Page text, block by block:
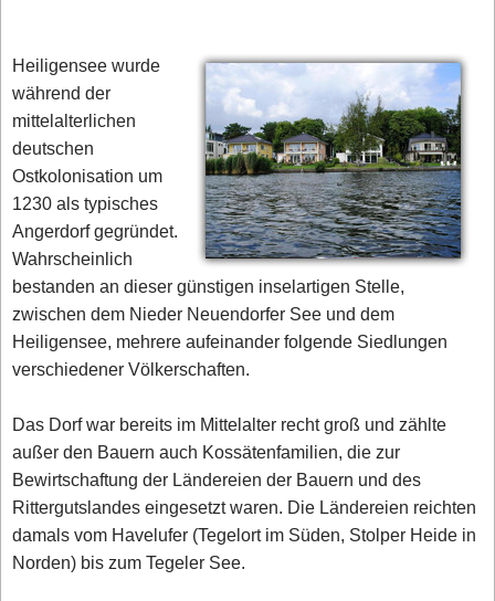
Heiligensee wurde
während der
mittelalterlichen
deutschen
Ostkolonisation um
1230 als typisches
Angerdorf gegründet.
Wahrscheinlich
bestanden an dieser günstigen inselartigen Stelle,
zwischen dem Nieder Neuendorfer See und dem
Heiligensee, mehrere aufeinander folgende Siedlungen
verschiedener Völkerschaften.
Das Dorf war bereits im Mittelalter recht groß und zählte
außer den Bauern auch Kossätenfamilien, die zur
Bewirtschaftung der Ländereien der Bauern und des
Rittergutslandes eingesetzt waren. Die Ländereien reichten
damals vom Havelufer (Tegelort im Süden, Stolper Heide in
Norden) bis zum Tegeler See.